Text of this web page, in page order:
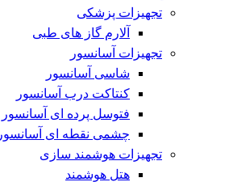
تجهیزات پزشکی
آلارم گاز های طبی
تجهیزات آسانسور
شاسی آسانسور
کنتاکت درب آسانسور
فتوسل پرده ای آسانسور
چشمی نقطه ای آسانسور
تجهیزات هوشمند سازی
هتل هوشمند